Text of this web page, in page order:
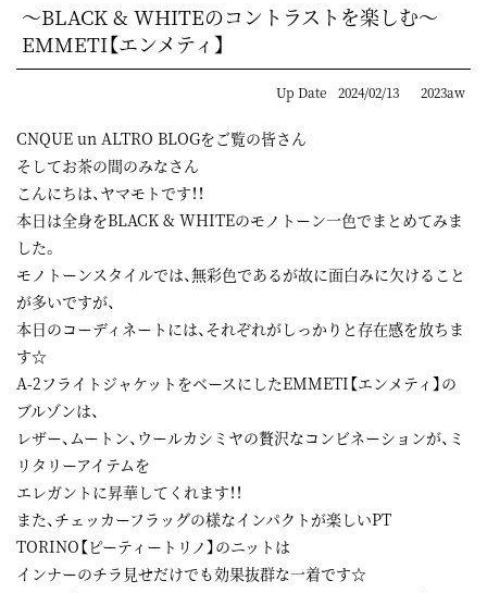
～BLACK & WHITEのコントラストを楽しむ～
EMMETI【エンメティ】
Up Date 2024/02/13 2023aw
CNQUE un ALTRO BLOGをご覧の皆さん
そしてお茶の間のみなさん
こんにちは、ヤマモトです！！
本日は全身をBLACK & WHITEのモノトーン一色でまとめてみま
した。
モノトーンスタイルでは、無彩色であるが故に面白みに欠けること
が多いですが、
本日のコーディネートには、それぞれがしっかりと存在感を放ちま
す☆
A-2フライトジャケットをベースにしたEMMETI【エンメティ】の
ブルゾンは、
レザー、ムートン、ウールカシミヤの贅沢なコンビネーションが、ミ
リタリーアイテムを
エレガントに昇華してくれます！！
また、チェッカーフラッグの様なインパクトが楽しいPT
TORINO【ピーティートリノ】のニットは
インナーのチラ見せだけでも効果抜群な一着です☆